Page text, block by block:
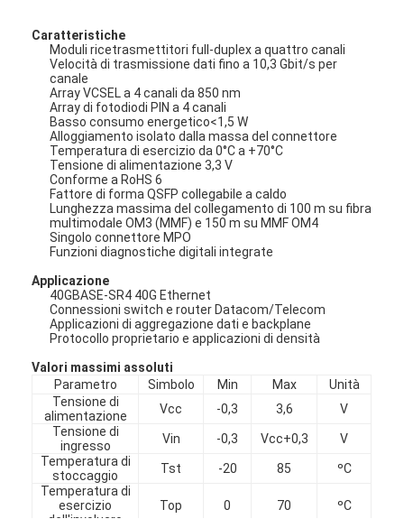
Caratteristiche
Moduli ricetrasmettitori full-duplex a quattro canali
Velocità di trasmissione dati fino a 10,3 Gbit/s per
canale
Array VCSEL a 4 canali da 850 nm
Array di fotodiodi PIN a 4 canali
Basso consumo energetico<1,5 W
Alloggiamento isolato dalla massa del connettore
Temperatura di esercizio da 0°C a +70°C
Tensione di alimentazione 3,3 V
Conforme a RoHS 6
Fattore di forma QSFP collegabile a caldo
Lunghezza massima del collegamento di 100 m su fibra
multimodale OM3 (MMF) e 150 m su MMF OM4
Singolo connettore MPO
Funzioni diagnostiche digitali integrate
Applicazione
40GBASE-SR4 40G Ethernet
Connessioni switch e router Datacom/Telecom
Applicazioni di aggregazione dati e backplane
Protocollo proprietario e applicazioni di densità
Valori massimi assoluti
Parametro
Simbolo Min Max
Unità
Tensione di
alimentazione
Vcc -0,3 3,6
V
Tensione di
ingresso
Vin -0,3 Vcc+0,3
V
Temperatura di
stoccaggio
Tst -20 85
ºC
Temperatura di
esercizio
dell'involucro
Top 0 70 ºC